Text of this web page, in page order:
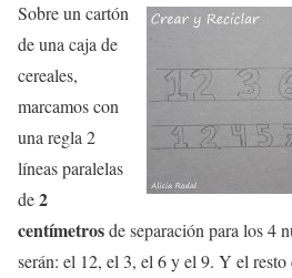
Sobre un cartón
de una caja de
cereales,
marcamos con
una regla 2
líneas paralelas
de2
centímetrosde separación para los 4
serán: el 12, el 3, el 6 y el 9. Y el resto